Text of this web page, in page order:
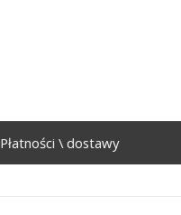
Płatności \ dostawy